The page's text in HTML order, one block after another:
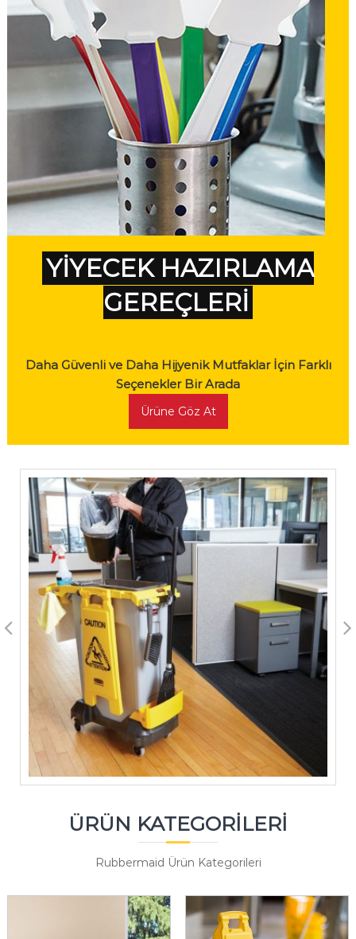
YİYECEK HAZIRLAMA
GEREÇLERİ
Daha Güvenli ve Daha Hijyenik Mutfaklar İçin Farklı
Seçenekler Bir Arada
Ürüne Göz At
ÜRÜN KATEGORİLERİ
Rubbermaid Ürün Kategorileri